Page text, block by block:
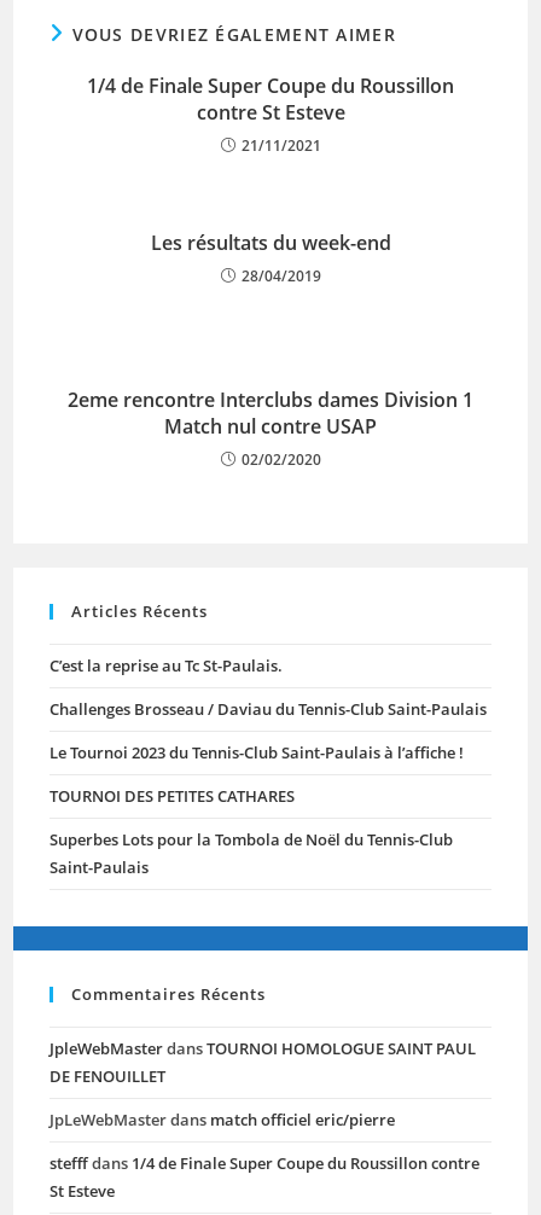
VOUS DEVRIEZ ÉGALEMENT AIMER
1/4 de Finale Super Coupe du Roussillon
contre St Esteve
21/11/2021
Les résultats du week-end
28/04/2019
2eme rencontre Interclubs dames Division 1
Match nul contre USAP
02/02/2020
Articles Récents
C’est la reprise au Tc St-Paulais.
Challenges Brosseau / Daviau du Tennis-Club Saint-Paulais
Le Tournoi 2023 du Tennis-Club Saint-Paulais à l’affiche !
TOURNOI DES PETITES CATHARES
Superbes Lots pour la Tombola de Noël du Tennis-Club
Saint-Paulais
Commentaires Récents
JpleWebMasterdansTOURNOI HOMOLOGUE SAINT PAUL
DE FENOUILLET
JpLeWebMasterdans match officiel eric/pierre
stefffdans 1/4 de Finale Super Coupe du Roussillon contre
St Esteve